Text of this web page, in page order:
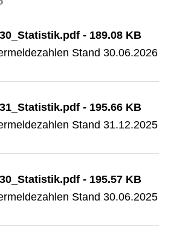
- 189.08 KB
Stand 30.06.2026
- 195.66 KB
Stand 31.12.2025
- 195.57 KB
Stand 30.06.2025